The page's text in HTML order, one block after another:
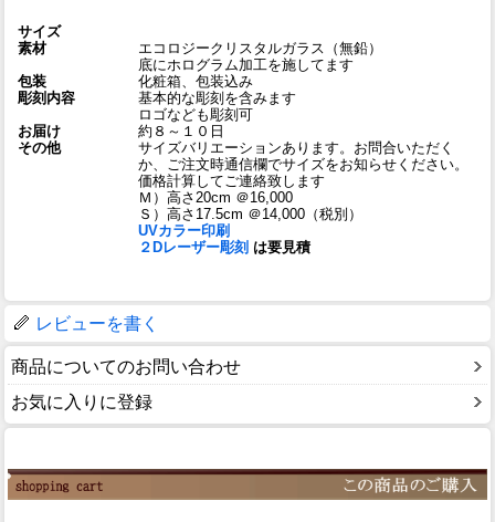
サイズ
素材
エコロジークリスタルガラス（無鉛）
底にホログラム加工を施してます
包装
化粧箱、包装込み
彫刻内容
基本的な彫刻を含みます
ロゴなども彫刻可
お届け
約８～１０日
その他
サイズバリエーションあります。お問合いただく
か、ご注文時通信欄でサイズをお知らせください。
価格計算してご連絡致します
Ｍ）高さ20cm ＠16,000
Ｓ）高さ17.5cm ＠14,000 （税別）
UVカラー印刷
２Dレーザー彫刻 は要見積
レビューを書く
商品についてのお問い合わせ
お気に入りに登録